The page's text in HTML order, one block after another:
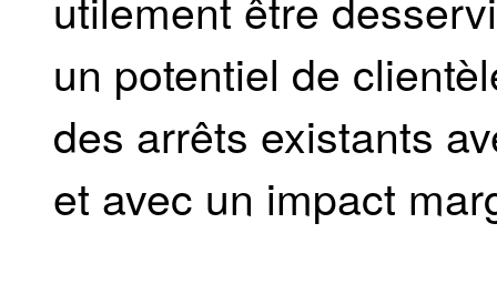
un potentiel de
des arrêts existants
et avec un impact